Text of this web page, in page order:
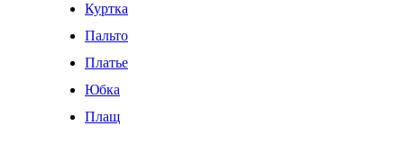
Куртка
Пальто
Платье
Юбка
Плащ